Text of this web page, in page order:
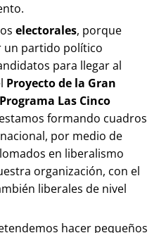
electorales, porque
un partido político
para llegar al
Proyecto de la Gran
Programa Las Cinco
formando cuadros
por medio de
en liberalismo
organización, con el
liberales de nivel
hacer pequeños